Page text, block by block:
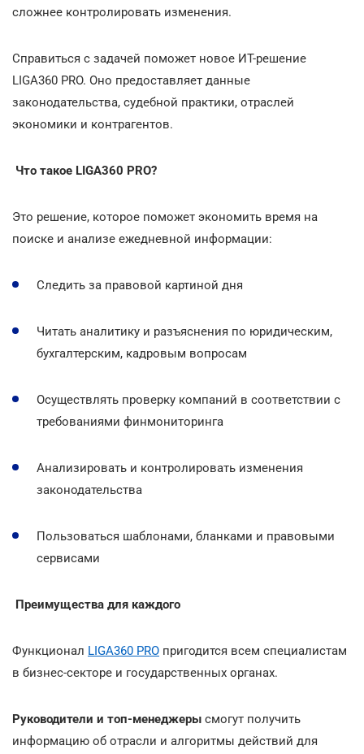
сложнее контролировать изменения.
Справиться с задачей поможет новое ИТ-решение
LIGA360 PRO. Оно предоставляет данные
законодательства, судебной практики, отраслей
экономики и контрагентов.
Что такое LIGA360 PRO?
Это решение, которое поможет экономить время на
поиске и анализе ежедневной информации:
Следить за правовой картиной дня
Читать аналитику и разъяснения по юридическим,
бухгалтерским, кадровым вопросам
Осуществлять проверку компаний в соответствии с
требованиями финмониторинга
Анализировать и контролировать изменения
законодательства
Пользоваться шаблонами, бланками и правовыми
сервисами
Преимущества для каждого
Функционал LIGA360 PRO пригодится всем специалистам
в бизнес-секторе и государственных органах.
Руководители и топ-менеджеры смогут получить
информацию об отрасли и алгоритмы действий для